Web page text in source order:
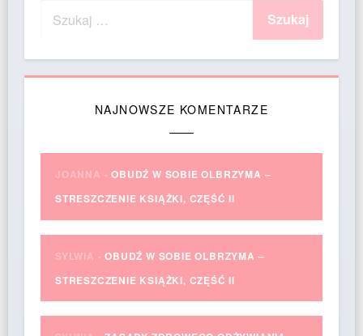
NAJNOWSZE KOMENTARZE
JOANNA -OBUDŹ W SOBIE OLBRZYMA –
STRESZCZENIE KSIĄŻKI, CZĘŚĆ II
SYLWIA -OBUDŹ W SOBIE OLBRZYMA –
STRESZCZENIE KSIĄŻKI, CZĘŚĆ II